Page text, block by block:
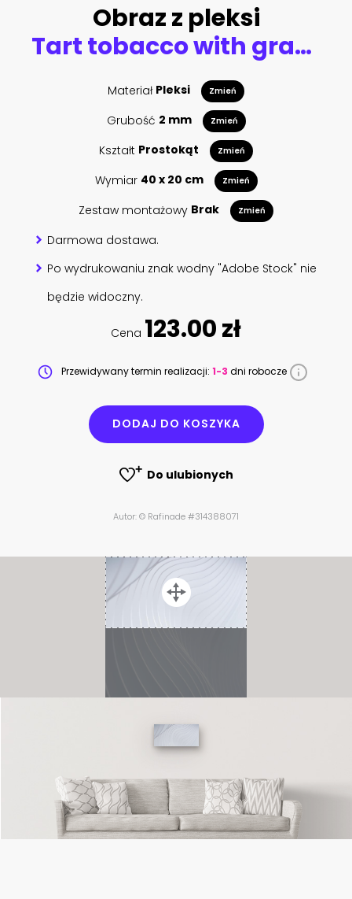
Obraz z pleksi
Tart tobacco with grapefruit aroma
Materiał Pleksi Zmień
Grubość 2 mm Zmień
Kształt Prostokąt Zmień
Wymiar 40 x 20 cm Zmień
Zestaw montażowy Brak Zmień
Darmowa dostawa.
Po wydrukowaniu znak wodny "Adobe Stock" nie
będzie widoczny.
Cena 123.00 zł
Przewidywany termin realizacji: 1-3 dni robocze
DODAJ DO KOSZYKA
Do ulubionych
Autor: © Rafinade #314388071